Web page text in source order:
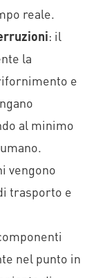
reale.
: il
la
e
al minimo
vengono
trasporto e
nel punto in